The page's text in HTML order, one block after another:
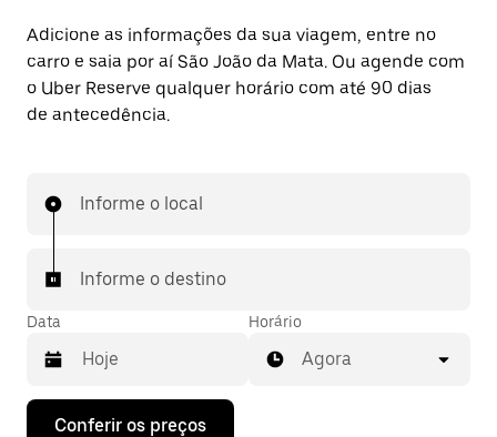
Adicione as informações da sua viagem, entre no
carro e saia por aí São João da Mata. Ou agende com
o Uber Reserve qualquer horário com até 90 dias
de antecedência.
Informe o local
Informe o destino
Data
Pressione
Horário
Agora
Conferir os preços